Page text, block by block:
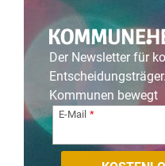
Der Newsletter für
Kommunen bewegt
E-Mail